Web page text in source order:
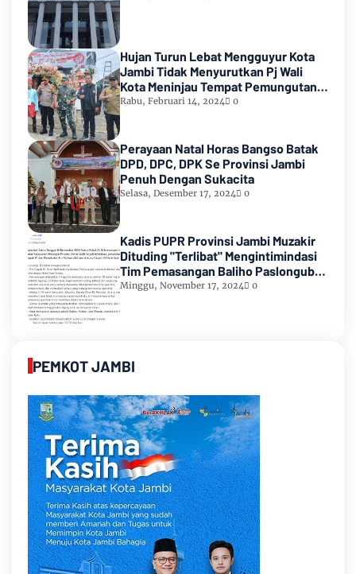
Hujan Turun Lebat Mengguyur Kota
Jambi Tidak Menyurutkan Pj Wali
Kota Meninjau Tempat Pemungutan
Suara Pemilu 2024
Rabu, Februari 14, 2024 0
Perayaan Natal Horas Bangso Batak
DPD, DPC, DPK Se Provinsi Jambi
Penuh Dengan Sukacita
Selasa, Desember 17, 2024 0
Kadis PUPR Provinsi Jambi Muzakir
Dituding "Terlibat" Mengintimindasi
Tim Pemasangan Baliho Paslongub
Romi-Sudirman
Minggu, November 17, 2024 0
PEMKOT JAMBI